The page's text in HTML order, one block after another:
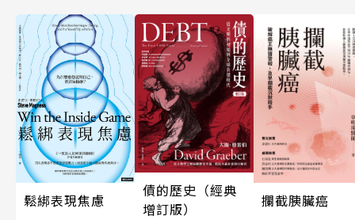
鬆綁表現焦慮
債的歷史（經典
增訂版）
攔截胰臟癌